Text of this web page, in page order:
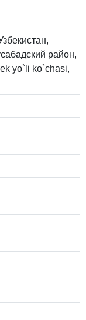
район,
yo`li ko`chasi,